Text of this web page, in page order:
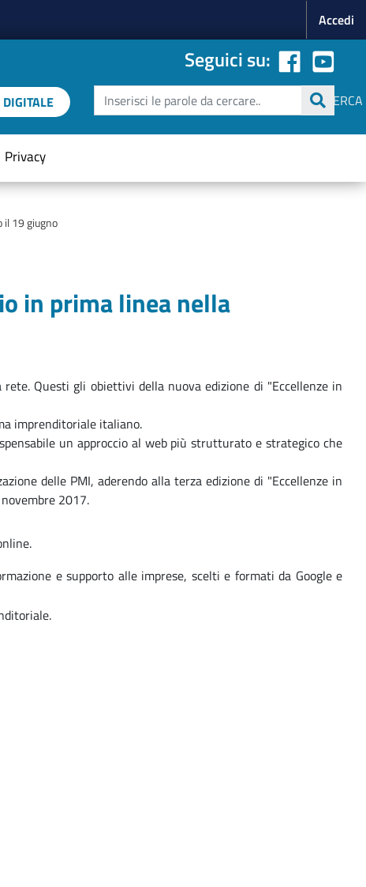
Accedi
Seguici su:
Cerca
CERCA
Privacy
il 19 giugno
in prima linea nella
Questi gli obiettivi della nuova edizione di "Eccellenze in
imprenditoriale italiano.
un approccio al web più strutturato e strategico che
delle PMI, aderendo alla terza edizione di "Eccellenze in
2017.
e supporto alle imprese, scelti e formati da Google e